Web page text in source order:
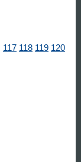
117 118 119 120